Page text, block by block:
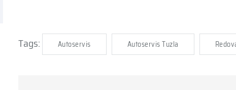
Tags: Autoservis Autoservis Tuzla